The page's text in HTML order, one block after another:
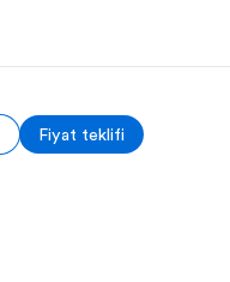
Fiyat teklifi